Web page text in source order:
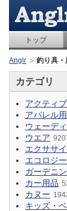
トップ
Anglr 釣り具・
カテゴリ
アクティ
アパレル
ウェーデ
ウエア
エクササ
エコロジー
ガーデニ
カー用品
カヌー
キッズ・